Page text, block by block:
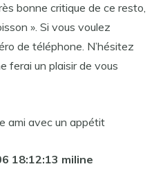
bonne critique de ce resto,
». Si vous voulez
de téléphone. N’hésitez
ferai un plaisir de vous
ami avec un appétit
18:12:13 miline